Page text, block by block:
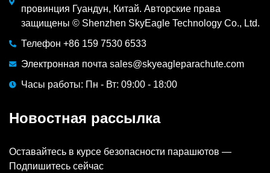
провинция Гуандун, Китай. Авторские права
защищены © Shenzhen SkyEagle Technology Co., Ltd.
Телефон +86 159 7530 6533
Электронная почта sales@skyeagleparachute.com
Часы работы: Пн - Вт: 09:00 - 18:00
Новостная рассылка
Оставайтесь в курсе безопасности парашютов —
Подпишитесь сейчас